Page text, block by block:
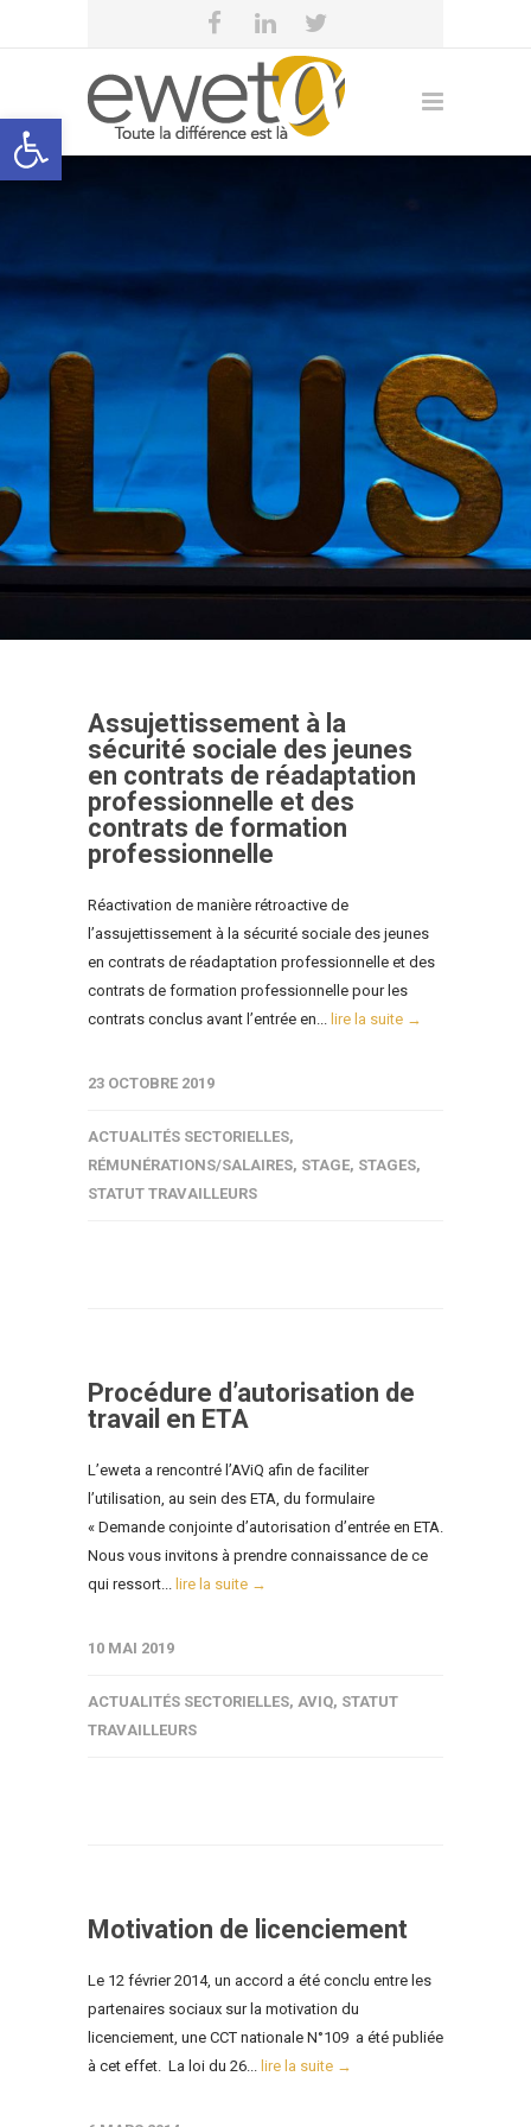
Open toolbar
Statut travailleurs
Assujettissement à la
sécurité sociale des jeunes
en contrats de réadaptation
professionnelle et des
contrats de formation
professionnelle
Réactivation de manière rétroactive de
l’assujettissement à la sécurité sociale des jeunes
en contrats de réadaptation professionnelle et des
contrats de formation professionnelle pour les
contrats conclus avant l’entrée en... lire la suite →
23 OCTOBRE 2019
ACTUALITÉS SECTORIELLES,
RÉMUNÉRATIONS/SALAIRES, STAGE, STAGES,
STATUT TRAVAILLEURS
Procédure d’autorisation de
travail en ETA
L’eweta a rencontré l’AViQ afin de faciliter
l’utilisation, au sein des ETA, du formulaire
« Demande conjointe d’autorisation d’entrée en ETA.
Nous vous invitons à prendre connaissance de ce
qui ressort... lire la suite →
10 MAI 2019
ACTUALITÉS SECTORIELLES, AVIQ, STATUT
TRAVAILLEURS
Motivation de licenciement
Le 12 février 2014, un accord a été conclu entre les
partenaires sociaux sur la motivation du
licenciement, une CCT nationale N°109 a été publiée
à cet effet. La loi du 26... lire la suite →